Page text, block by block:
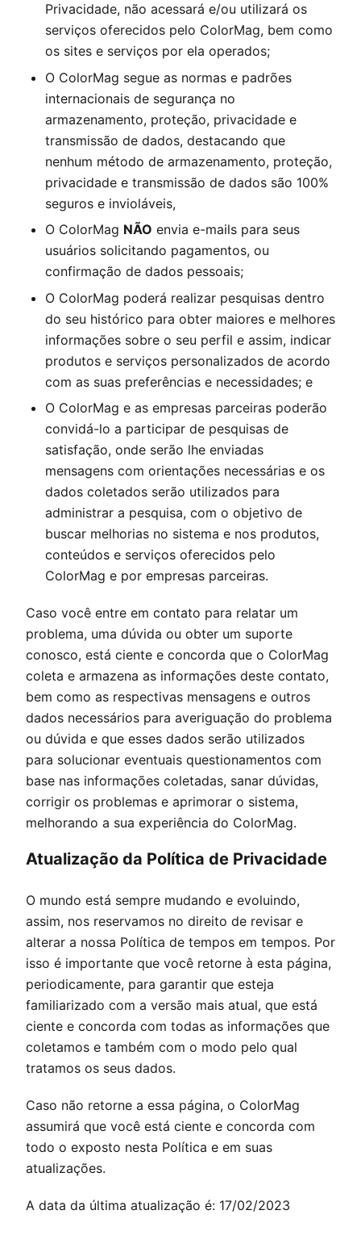
Privacidade, não acessará e/ou utilizará os
serviços oferecidos pelo ColorMag, bem como
os sites e serviços por ela operados;
O ColorMag segue as normas e padrões
internacionais de segurança no
armazenamento, proteção, privacidade e
transmissão de dados, destacando que
nenhum método de armazenamento, proteção,
privacidade e transmissão de dados são 100%
seguros e invioláveis,
O ColorMag NÃO envia e-mails para seus
usuários solicitando pagamentos, ou
confirmação de dados pessoais;
O ColorMag poderá realizar pesquisas dentro
do seu histórico para obter maiores e melhores
informações sobre o seu perfil e assim, indicar
produtos e serviços personalizados de acordo
com as suas preferências e necessidades; e
O ColorMag e as empresas parceiras poderão
convidá-lo a participar de pesquisas de
satisfação, onde serão lhe enviadas
mensagens com orientações necessárias e os
dados coletados serão utilizados para
administrar a pesquisa, com o objetivo de
buscar melhorias no sistema e nos produtos,
conteúdos e serviços oferecidos pelo
ColorMag e por empresas parceiras.
Caso você entre em contato para relatar um
problema, uma dúvida ou obter um suporte
conosco, está ciente e concorda que o ColorMag
coleta e armazena as informações deste contato,
bem como as respectivas mensagens e outros
dados necessários para averiguação do problema
ou dúvida e que esses dados serão utilizados
para solucionar eventuais questionamentos com
base nas informações coletadas, sanar dúvidas,
corrigir os problemas e aprimorar o sistema,
melhorando a sua experiência do ColorMag.
Atualização da Política de Privacidade
O mundo está sempre mudando e evoluindo,
assim, nos reservamos no direito de revisar e
alterar a nossa Política de tempos em tempos. Por
isso é importante que você retorne à esta página,
periodicamente, para garantir que esteja
familiarizado com a versão mais atual, que está
ciente e concorda com todas as informações que
coletamos e também com o modo pelo qual
tratamos os seus dados.
Caso não retorne a essa página, o ColorMag
assumirá que você está ciente e concorda com
todo o exposto nesta Política e em suas
atualizações.
A data da última atualização é: 17/02/2023